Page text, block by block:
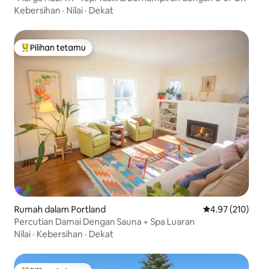
Kebersihan · Nilai · Dekat
Pilihan utama tetamu
Pilihan tetamu
Rumah dalam Portland Penarafan
4.97 (210)
Percutian Damai Dengan Sauna + Spa Luaran
Nilai · Kebersihan · Dekat